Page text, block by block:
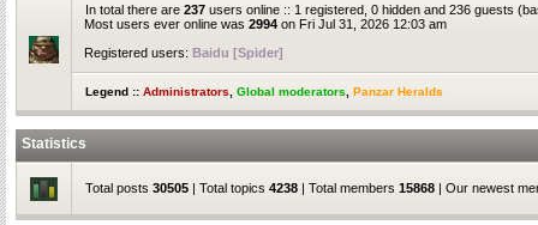
In total there are 237 users online :: 1 registered, 0 hidden and 236 guests
Most users ever online was 2994 on Fri Jul 31, 2026 12:03 am
Registered users: Baidu [Spider]
Legend :: Administrators Global moderators Panzar Heralds
Statistics
Total posts 30505 | Total topics 4238 | Total members 15868 | Our newest